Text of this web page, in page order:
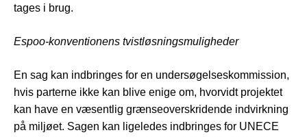
tages i brug.
Espoo-konventionens tvistløsningsmuligheder
En sag kan indbringes for en undersøgelseskommission,
hvis parterne ikke kan blive enige om, hvorvidt projektet
kan have en væsentlig grænseoverskridende indvirkning
på miljøet. Sagen kan ligeledes indbringes for UNECE